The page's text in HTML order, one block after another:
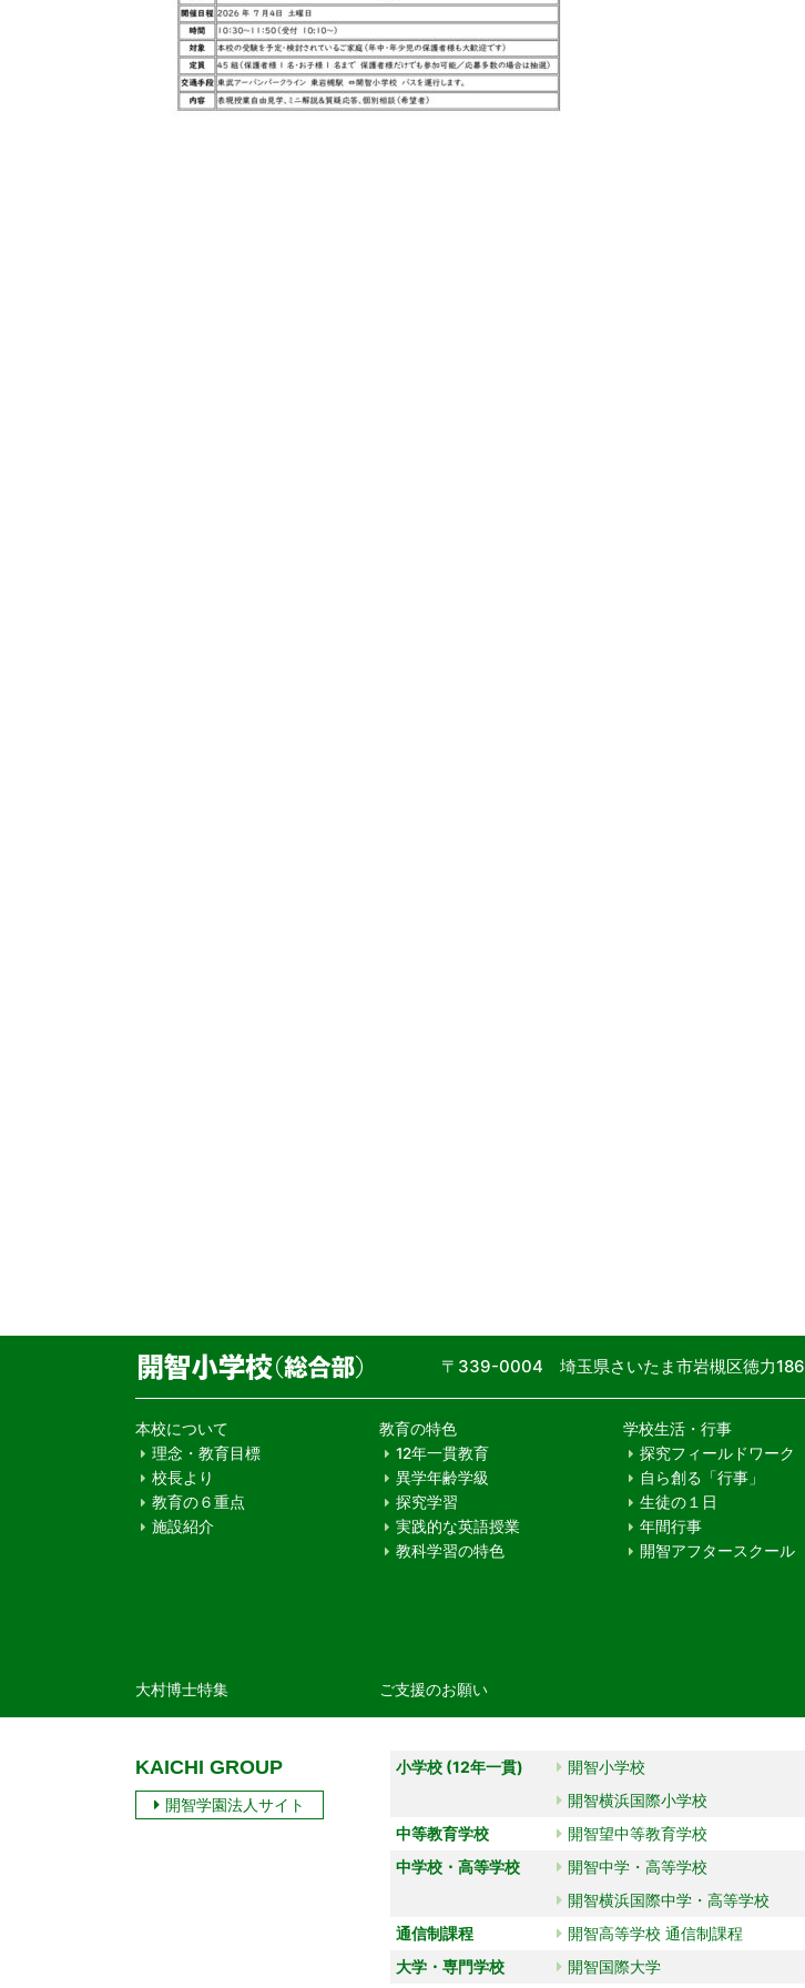
〒339-0004 埼玉県さいたま市岩槻区徳力186
本校について
理念・教育目標
校長より
教育の６重点
施設紹介
教育の特色
12年一貫教育
異学年齢学級
探究学習
実践的な英語授業
教科学習の特色
学校生活・行事
探究フィールドワーク
自ら創る「行事」
生徒の１日
年間行事
開智アフタースクール
大村博士特集 ご支援のお願い
KAICHI GROUP
開智学園法人サイト
小学校 (12年一貫) 開智小学校
開智横浜国際小学校
中等教育学校
開智望中等教育学校
中学校・高等学校
開智中学・高等学校
開智横浜国際中学・高等学校
通信制課程
開智高等学校 通信制課程
大学・専門学校
開智国際大学